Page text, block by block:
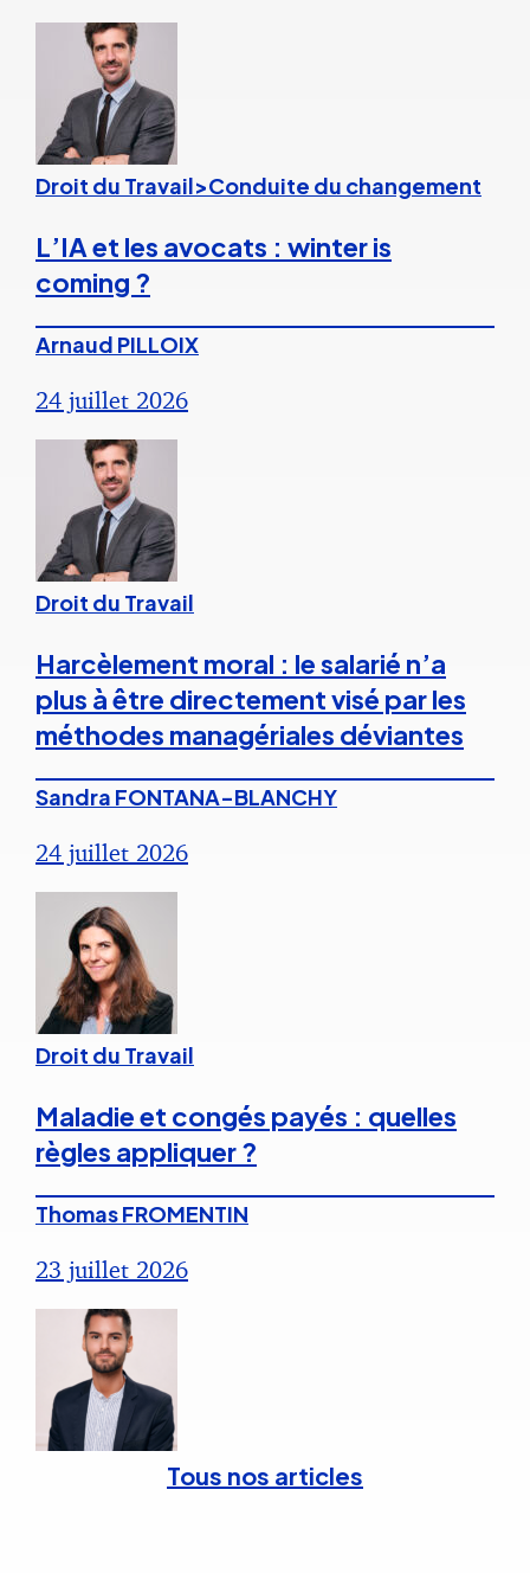
Droit du Travail>Conduite du changement
L’IA et les avocats : winter is
coming ?
Arnaud PILLOIX
24 juillet 2026
Droit du Travail
Harcèlement moral : le salarié n’a
plus à être directement visé par les
méthodes managériales déviantes
Sandra FONTANA-BLANCHY
24 juillet 2026
Droit du Travail
Maladie et congés payés : quelles
règles appliquer ?
Thomas FROMENTIN
23 juillet 2026
Tous nos articles